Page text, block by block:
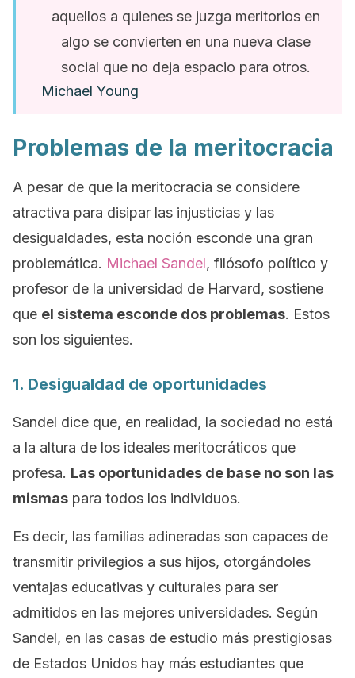
aquellos a quienes se juzga meritorios en
algo se convierten en una nueva clase
social que no deja espacio para otros.
Michael Young
Problemas de la meritocracia
A pesar de que la meritocracia se considere
atractiva para disipar las injusticias y las
desigualdades, esta noción esconde una gran
problemática. Michael Sandel, filósofo político y
profesor de la universidad de Harvard, sostiene
que el sistema esconde dos problemas. Estos
son los siguientes.
1. Desigualdad de oportunidades
Sandel dice que, en realidad, la sociedad no está
a la altura de los ideales meritocráticos que
profesa. Las oportunidades de base no son las
mismas para todos los individuos.
Es decir, las familias adineradas son capaces de
transmitir privilegios a sus hijos, otorgándoles
ventajas educativas y culturales para ser
admitidos en las mejores universidades. Según
Sandel, en las casas de estudio más prestigiosas
de Estados Unidos hay más estudiantes que